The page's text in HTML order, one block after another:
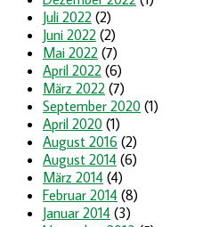
Juli 2022 (2)
Juni 2022 (2)
Mai 2022 (7)
April 2022 (6)
März 2022 (7)
September 2020 (1)
April 2020 (1)
August 2016 (2)
August 2014 (6)
März 2014 (4)
Februar 2014 (8)
Januar 2014 (3)